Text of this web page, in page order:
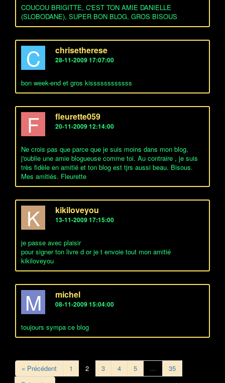
COUCOU BRIGITTE, C'EST TON AMIE DANIELLE
(SLOBODANE), SUPER BON BLOG, GROS BISOUS
C chrisetherese
28-11-2009 17:07:00
bon week-end et gros kissssssssssss
F fleurette059
20-11-2009 12:14:00
Ne crois pas que parce que je suis moins dans mon blog,
j'oublie une amie blogueuse comme toi. Au contraire , je suis
très fidèle en amitié et ton blog est tjrs aussi beau. Bisous.
Mes amitiés. Fleurette
K kikiloveyou
13-11-2009 17:15:00
je passe avec plaisir
pour signer ton livre d or je t envoie tout mon amitié
kikiloveyou
M michel
08-11-2009 15:04:00
toujours sympa ce blog
« Précédent 1 2 3 4 5 …
35